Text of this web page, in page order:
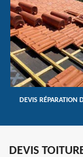
DEVIS RÉPARATION
DEVIS